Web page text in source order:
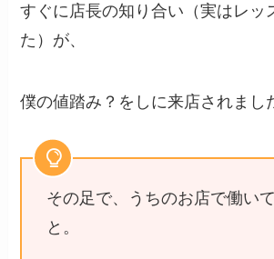
すぐに店長の知り合い（実はレッ
た）が、
僕の値踏み？をしに来店されまし
その足で、うちのお店で働い
と。